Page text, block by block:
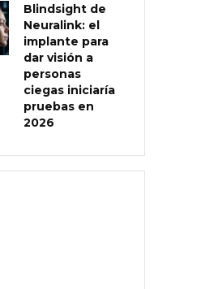
Blindsight de
Neuralink: el
implante para
dar visión a
personas
ciegas iniciaría
pruebas en
2026